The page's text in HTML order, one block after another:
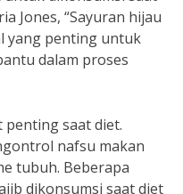
Jones, “Sayuran hijau
yang penting untuk
dalam proses
saat diet.
nafsu makan
tubuh. Beberapa
dikonsumsi saat diet